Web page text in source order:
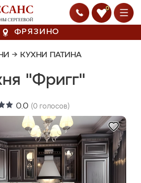
0
ФРЯЗИНО
→ КУХНИ ПАТИНА
"Фригг"
0.0 (0 голосов)